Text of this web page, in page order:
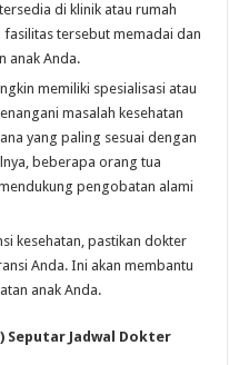
di klinik atau rumah
tersebut memadai dan
anak Anda.
memiliki spesialisasi atau
masalah kesehatan
yang paling sesuai dengan
beberapa orang tua
pengobatan alami
kesehatan, pastikan dokter
Anda. Ini akan membantu
anak Anda.
Seputar Jadwal Dokter